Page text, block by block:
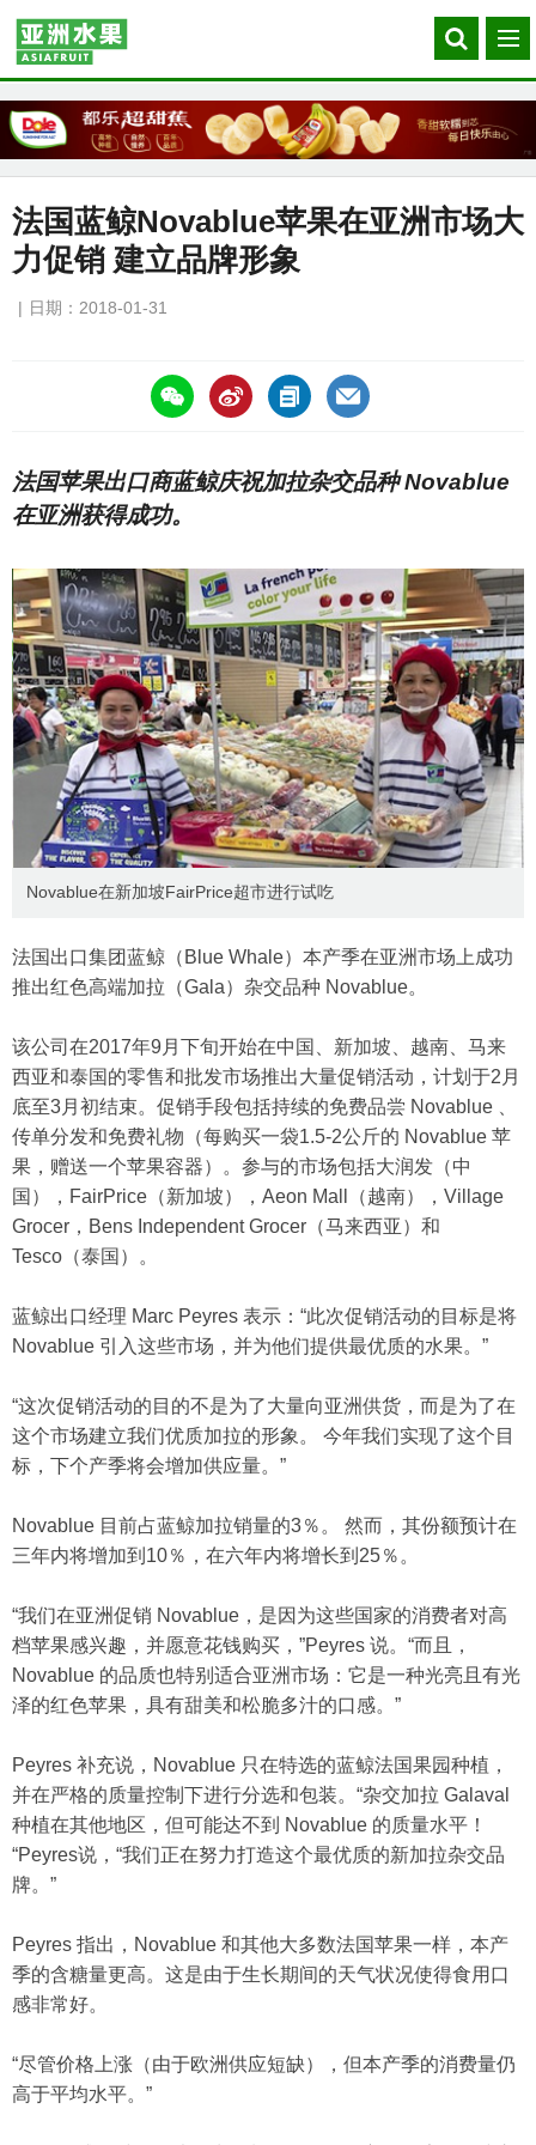
Search
our
菜
单
法国蓝鲸Novablue苹果在亚洲市场大
力促销 建立品牌形象
日期：2018-01-31
https://asiafruitchina.net/16575.html
法国苹果出口商蓝鲸庆祝加拉杂交品种 Novablue
在亚洲获得成功。
Novablue在新加坡FairPrice超市进行试吃
法国出口集团蓝鲸（Blue Whale）本产季在亚洲市场上成功
推出红色高端加拉（Gala）杂交品种 Novablue。
该公司在2017年9月下旬开始在中国、新加坡、越南、马来
西亚和泰国的零售和批发市场推出大量促销活动，计划于2月
底至3月初结束。促销手段包括持续的免费品尝 Novablue 、
传单分发和免费礼物（每购买一袋1.5-2公斤的 Novablue 苹
果，赠送一个苹果容器）。参与的市场包括大润发（中
国），FairPrice（新加坡），Aeon Mall（越南），Village
Grocer，Bens Independent Grocer（马来西亚）和
Tesco（泰国）。
蓝鲸出口经理 Marc Peyres 表示：“此次促销活动的目标是将
Novablue 引入这些市场，并为他们提供最优质的水果。”
“这次促销活动的目的不是为了大量向亚洲供货，而是为了在
这个市场建立我们优质加拉的形象。 今年我们实现了这个目
标，下个产季将会增加供应量。”
Novablue 目前占蓝鲸加拉销量的3％。 然而，其份额预计在
三年内将增加到10％，在六年内将增长到25％。
“我们在亚洲促销 Novablue，是因为这些国家的消费者对高
档苹果感兴趣，并愿意花钱购买，”Peyres 说。“而且，
Novablue 的品质也特别适合亚洲市场：它是一种光亮且有光
泽的红色苹果，具有甜美和松脆多汁的口感。”
Peyres 补充说，Novablue 只在特选的蓝鲸法国果园种植，
并在严格的质量控制下进行分选和包装。“杂交加拉 Galaval
种植在其他地区，但可能达不到 Novablue 的质量水平！
“Peyres说，“我们正在努力打造这个最优质的新加拉杂交品
牌。”
Peyres 指出，Novablue 和其他大多数法国苹果一样，本产
季的含糖量更高。这是由于生长期间的天气状况使得食用口
感非常好。
“尽管价格上涨（由于欧洲供应短缺），但本产季的消费量仍
高于平均水平。”